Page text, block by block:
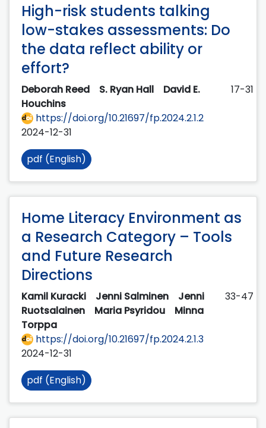
High-risk students talking
low-stakes assessments: Do
the data reflect ability or
effort?
Deborah Reed S. Ryan Hall
David E.
Houchins
17-31
https://doi.org/10.21697/fp.2024.2.1.2
2024-12-31
pdf (English)
Home Literacy Environment as
a Research Category – Tools
and Future Research
Directions
Kamil Kuracki Jenni Salminen
Jenni
Ruotsalainen
Maria Psyridou
Minna
Torppa
33-47
https://doi.org/10.21697/fp.2024.2.1.3
2024-12-31
pdf (English)